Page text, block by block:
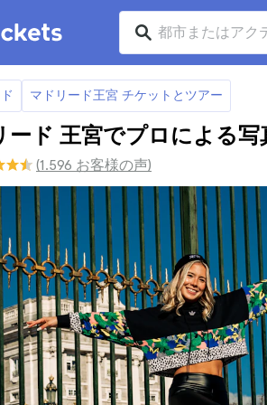
マドリード王宮 チケットとツアー
ード 王宮でプロによる写
(1.596 お客様の声)